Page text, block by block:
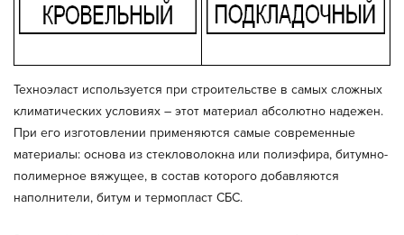
Техноэласт используется при строительстве в самых сложных
климатических условиях – этот материал абсолютно надежен.
При его изготовлении применяются самые современные
материалы: основа из стекловолокна или полиэфира, битумно-
полимерное вяжущее, в состав которого добавляются
наполнители, битум и термопласт СБС.